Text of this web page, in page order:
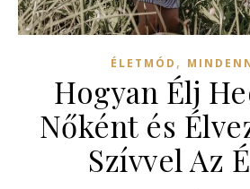
ÉLETMÓD ,
Hogyan Élj
Nőként és
Szívvel Az